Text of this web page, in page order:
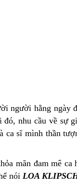
người hằng ngày
nhu cầu về sự
sĩ mình thần
mãn đam mê
nóiLOA